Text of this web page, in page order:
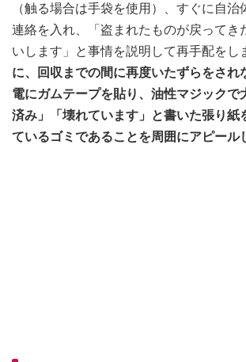
（触る場合は手袋を使用）、すぐに自
連絡を入れ、「盗まれたものが戻ってき
いします」と事情を説明して再手配をし
に、回収までの間に再度いたずらをされ
電にガムテープを貼り、油性マジックで
済み」「壊れています」と書いた張り紙
ているゴミであることを周囲にアピール